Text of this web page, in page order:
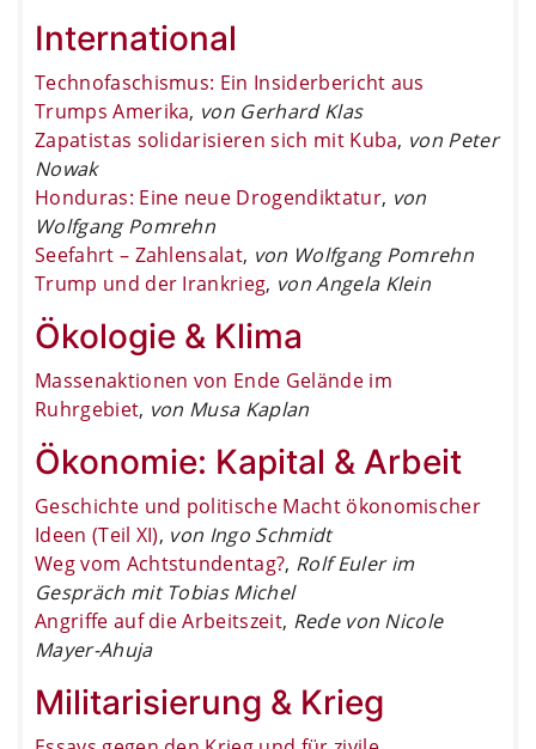
International
Technofaschismus: Ein Insiderbericht aus
Trumps Amerika, von Gerhard Klas
Zapatistas solidarisieren sich mit Kuba, von Peter
Nowak
Honduras: Eine neue Drogendiktatur, von
Wolfgang Pomrehn
Seefahrt – Zahlensalat, von Wolfgang Pomrehn
Trump und der Irankrieg, von Angela Klein
Ökologie & Klima
Massenaktionen von Ende Gelände im
Ruhrgebiet, von Musa Kaplan
Ökonomie: Kapital & Arbeit
Geschichte und politische Macht ökonomischer
Ideen (Teil XI), von Ingo Schmidt
Weg vom Achtstundentag?, Rolf Euler im
Gespräch mit Tobias Michel
Angriffe auf die Arbeitszeit, Rede von Nicole
Mayer-Ahuja
Militarisierung & Krieg